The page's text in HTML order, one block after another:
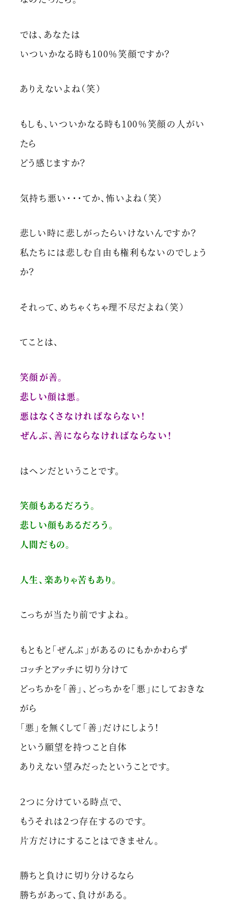
では、あなたは
いついかなる時も100％笑顔ですか？
ありえないよね（笑）
もしも、いついかなる時も100％笑顔の人がい
たら
どう感じますか？
気持ち悪い・・・てか、怖いよね（笑）
悲しい時に悲しがったらいけないんですか？
私たちには悲しむ自由も権利もないのでしょう
か？
それって、めちゃくちゃ理不尽だよね（笑）
てことは、
笑顔が善。
悲しい顔は悪。
悪はなくさなければならない！
ぜんぶ、善にならなければならない！
はヘンだということです。
笑顔もあるだろう。
悲しい顔もあるだろう。
人間だもの。
人生、楽ありゃ苦もあり。
こっちが当たり前ですよね。
もともと「ぜんぶ」があるのにもかかわらず
コッチとアッチに切り分けて
どっちかを「善」、どっちかを「悪」にしておきな
がら
「悪」を無くして「善」だけにしよう！
という願望を持つこと自体
ありえない望みだったということです。
２つに分けている時点で、
もうそれは２つ存在するのです。
片方だけにすることはできません。
勝ちと負けに切り分けるなら
勝ちがあって、負けがある。